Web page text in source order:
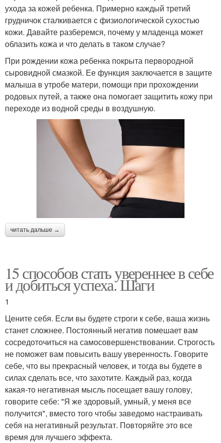
ухода за кожей ребенка. Примерно каждый третий
грудничок сталкивается с физиологической сухостью
кожи. Давайте разберемся, почему у младенца может
облазить кожа и что делать в таком случае?
При рождении кожа ребенка покрыта первородной
сыровидной смазкой. Ее функция заключается в защите
малыша в утробе матери, помощи при прохождении
родовых путей, а также она помогает защитить кожу при
переходе из водной среды в воздушную.
читать дальше →
15 способов стать увереннее в себе
и добиться успеха. Шаги
1
Цените себя. Если вы будете строги к себе, ваша жизнь
станет сложнее. Постоянный негатив помешает вам
сосредоточиться на самосовершенствовании. Строгость
не поможет вам повысить вашу уверенность. Говорите
себе, что вы прекрасный человек, и тогда вы будете в
силах сделать все, что захотите. Каждый раз, когда
какая-то негативная мысль посещает вашу голову,
говорите себе: "Я же здоровый, умный, у меня все
получится", вместо того чтобы заведомо настраивать
себя на негативный результат. Повторяйте это все
время для лучшего эффекта.